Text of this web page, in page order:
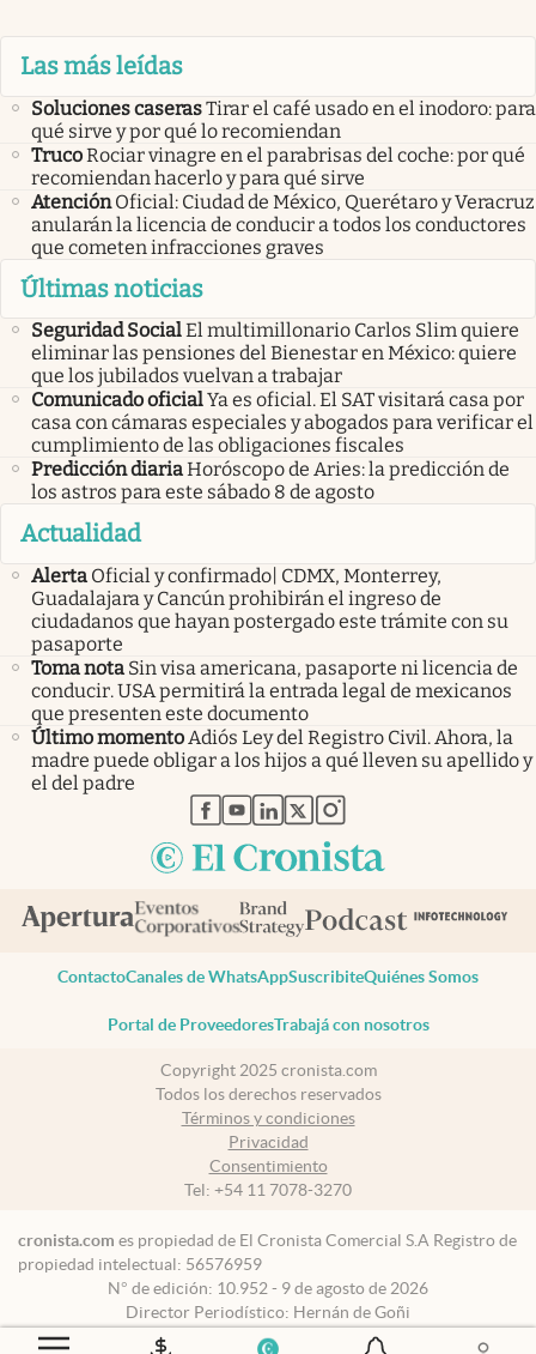
Las más leídas
Soluciones caserasTirar el café usado en el inodoro: para
qué sirve y por qué lo recomiendan
TrucoRociar vinagre en el parabrisas del coche: por qué
recomiendan hacerlo y para qué sirve
Atención Oficial: Ciudad de México, Querétaro y Veracruz
anularán la licencia de conducir a todos los conductores
que cometen infracciones graves
Últimas noticias
Seguridad SocialEl multimillonario Carlos Slim quiere
eliminar las pensiones del Bienestar en México: quiere
que los jubilados vuelvan a trabajar
Comunicado oficialYa es oficial. El SAT visitará casa por
casa con cámaras especiales y abogados para verificar el
cumplimiento de las obligaciones fiscales
Predicción diariaHoróscopo de Aries: la predicción de
los astros para este sábado 8 de agosto
Actualidad
Alerta Oficial y confirmado| CDMX, Monterrey,
Guadalajara y Cancún prohibirán el ingreso de
ciudadanos que hayan postergado este trámite con su
pasaporte
Toma nota Sin visa americana, pasaporte ni licencia de
conducir. USA permitirá la entrada legal de mexicanos
que presenten este documento
Último momento Adiós Ley del Registro Civil. Ahora, la
madre puede obligar a los hijos a qué lleven su apellido y
el del padre
abre en nueva pestaña
abre en nueva pestaña
abre en nueva pestaña
abre en nueva pestaña
abre en nueva pestaña
ContactoCanales de WhatsAppSuscribiteQuiénes Somos
Portal de ProveedoresTrabajá con nosotros
Copyright 2025 cronista.com
Todos los derechos reservados
Términos y condiciones
Privacidad
Consentimiento
Tel: +54 11 7078-3270
cronista.com es propiedad de El Cronista Comercial S.A Registro de
propiedad intelectual: 56576959
N° de edición: 10.952 - 9 de agosto de 2026
Director Periodístico: Hernán de Goñi